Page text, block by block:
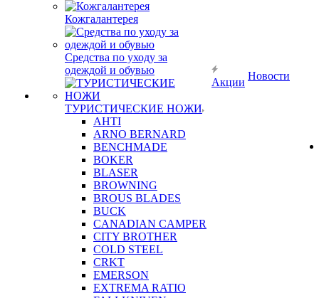
Кожгалантерея
Средства по уходу за
одеждой и обувью
ТУРИСТИЧЕСКИЕ НОЖИ
AHTI
ARNO BERNARD
BENCHMADE
BOKER
BLASER
BROWNING
BROUS BLADES
BUCK
CANADIAN CAMPER
CITY BROTHER
COLD STEEL
CRKT
EMERSON
EXTREMA RATIO
Акции
Новости